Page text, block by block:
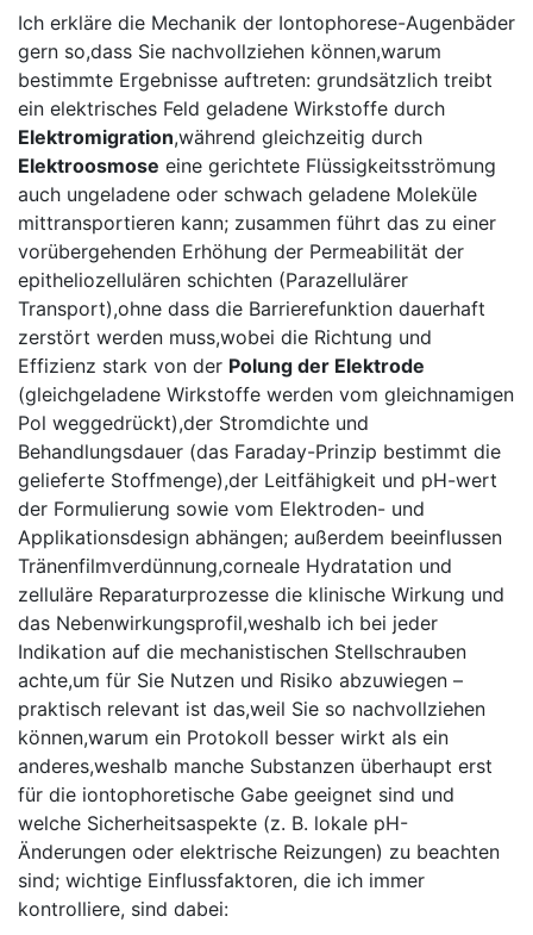
Ich erkläre die Mechanik der Iontophorese-Augenbäder
gern ⁣so,dass Sie nachvollziehen können,warum
bestimmte Ergebnisse auftreten: grundsätzlich treibt
ein⁢ elektrisches Feld geladene Wirkstoffe⁤ durch
Elektromigration,während ‍gleichzeitig durch
Elektroosmose eine⁣ gerichtete Flüssigkeitsströmung​
auch ungeladene oder schwach ‍geladene Moleküle
mittransportieren kann; zusammen‌ führt das ‍zu einer
vorübergehenden Erhöhung der Permeabilität der
epitheliozellulären ⁤schichten (Parazellulärer
Transport),ohne ⁣dass die ⁣Barrierefunktion dauerhaft⁤
zerstört werden muss,wobei die Richtung ⁢und⁣
Effizienz stark ⁣von der Polung⁤ der⁢ Elektrode
(gleichgeladene Wirkstoffe werden vom‍ gleichnamigen
Pol weggedrückt),der​ Stromdichte​ und
Behandlungsdauer (das Faraday-Prinzip bestimmt⁣ die
gelieferte ​Stoffmenge),der⁢ Leitfähigkeit und‍ pH-wert
der Formulierung ‍sowie vom Elektroden- ​und
Applikationsdesign⁤ abhängen; ⁤außerdem ‌beeinflussen‌
Tränenfilmverdünnung,corneale ⁤Hydratation und⁢
zelluläre ​Reparaturprozesse die klinische Wirkung und
das Nebenwirkungsprofil,weshalb ich bei jeder
⁢Indikation auf⁤ die​ mechanistischen Stellschrauben⁤
achte,um für ⁢Sie ⁣Nutzen ⁢und Risiko abzuwiegen –
praktisch relevant ist‌ das,weil ⁣Sie ⁢so nachvollziehen
können,warum ein Protokoll besser wirkt als ​ein ​
anderes,weshalb manche ‌Substanzen überhaupt‍ erst
für die iontophoretische Gabe geeignet​ sind und
welche ‍Sicherheitsaspekte⁢ (z. ‌B. lokale ⁢pH-
Änderungen oder elektrische Reizungen) zu ‍beachten
sind; wichtige Einflussfaktoren, die ich​ immer ​
kontrolliere, ‌sind ​dabei: